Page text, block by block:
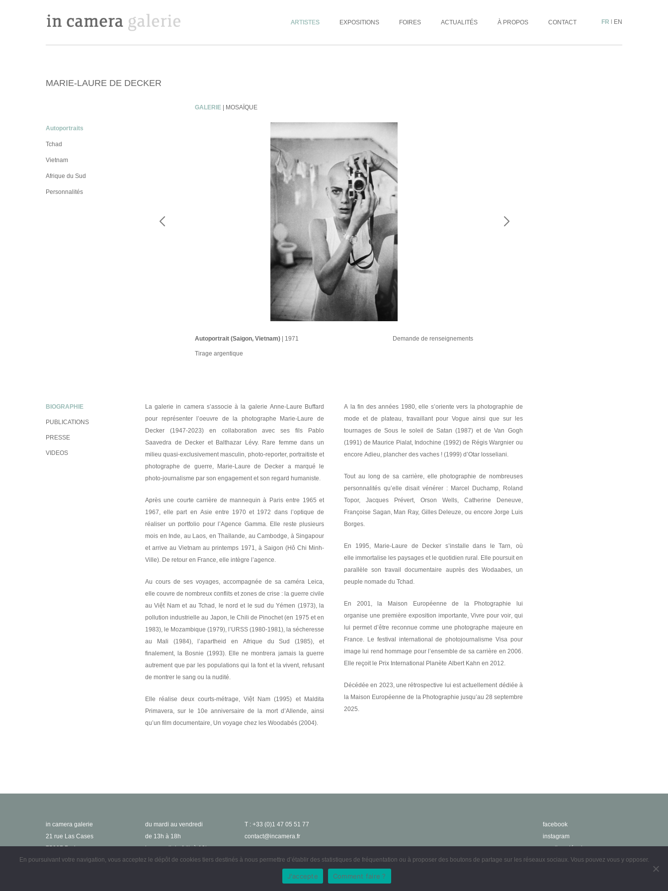
ARTISTES EXPOSITIONS FOIRES ACTUALITÉS À PROPOS CONTACT FR | EN
MARIE-LAURE DE DECKER
GALERIE MOSAÏQUE
Autoportraits
Tchad
Vietnam
Afrique du Sud
Personnalités
Autoportrait (Saigon, Vietnam) | 1971 Demande de renseignements
Tirage argentique
Tibesti, Tchad (1976-1978) Demande de renseignements
Vietnam (1971-1972) Demande de renseignements
Tirage argentique
Dans la rue, Johannesbourg| 1985 Demande de renseignements
Tirage argentique.
Catherine Deneuve (années 1980) Demande de renseignements
Tirage argentique
BIOGRAPHIE
PUBLICATIONS
PRESSE
VIDEOS
La galerie in camera s’associe à la galerie Anne-Laure Buffard
pour représenter l’oeuvre de la photographe Marie-Laure de
Decker (1947-2023) en collaboration avec ses fils Pablo
Saavedra de Decker et Balthazar Lévy. Rare femme dans un
milieu quasi-exclusivement masculin, photo-reporter, portraitiste et
photographe de guerre, Marie-Laure de Decker a marqué le
photo-journalisme par son engagement et son regard humaniste.
Après une courte carrière de mannequin à Paris entre 1965 et
1967, elle part en Asie entre 1970 et 1972 dans l’optique de
réaliser un portfolio pour l’Agence Gamma. Elle reste plusieurs
mois en Inde, au Laos, en Thaïlande, au Cambodge, à Singapour
et arrive au Vietnam au printemps 1971, à Saigon (Hô Chi Minh-
Ville). De retour en France, elle intègre l’agence.
Au cours de ses voyages, accompagnée de sa caméra Leica,
elle couvre de nombreux conflits et zones de crise : la guerre civile
au Việt Nam et au Tchad, le nord et le sud du Yémen (1973), la
pollution industrielle au Japon, le Chili de Pinochet (en 1975 et en
1983), le Mozambique (1979), l’URSS (1980-1981), la sécheresse
au Mali (1984), l’apartheid en Afrique du Sud (1985), et
finalement, la Bosnie (1993). Elle ne montrera jamais la guerre
autrement que par les populations qui la font et la vivent, refusant
de montrer le sang ou la nudité.
Elle réalise deux courts-métrage, Việt Nam (1995) et Maldita
Primavera, sur le 10e anniversaire de la mort d’Allende, ainsi
qu’un film documentaire, Un voyage chez les Woodabés (2004).
A la fin des années 1980, elle s’oriente vers la photographie de
mode et de plateau, travaillant pour Vogue ainsi que sur les
tournages de Sous le soleil de Satan (1987) et de Van Gogh
(1991) de Maurice Pialat, Indochine (1992) de Régis Wargnier ou
encore Adieu, plancher des vaches ! (1999) d’Otar losseliani.
Tout au long de sa carrière, elle photographie de nombreuses
personnalités qu’elle disait vénérer : Marcel Duchamp, Roland
Topor, Jacques Prévert, Orson Wells, Catherine Deneuve,
Françoise Sagan, Man Ray, Gilles Deleuze, ou encore Jorge Luis
Borges.
En 1995, Marie-Laure de Decker s’installe dans le Tarn, où
elle immortalise les paysages et le quotidien rural. Elle poursuit en
parallèle son travail documentaire auprès des Wodaabes, un
peuple nomade du Tchad.
En 2001, la Maison Européenne de la Photographie lui
organise une première exposition importante, Vivre pour voir, qui
lui permet d’être reconnue comme une photographe majeure en
France. Le festival international de photojournalisme Visa pour
image lui rend hommage pour l’ensemble de sa carrière en 2006.
Elle reçoit le Prix International Planète Albert Kahn en 2012.
Décédée en 2023, une rétrospective lui est actuellement dédiée à
la Maison Européenne de la Photographie jusqu’au 28 septembre
2025.
in camera galerie
21 rue Las Cases
75007 Paris
du mardi au vendredi
de 13h à 18h
le samedi de 14h à 19h
ou sur rendez-vous
T : +33 (0)1 47 05 51 77
contact@incamera.fr
facebook
instagram
mentions légales
En poursuivant votre navigation, vous acceptez le dépôt de cookies tiers destinés à nous permettre d’établir des statistiques de fréquentation ou à proposer des boutons de partage sur les réseaux sociaux. Vous pouvez vous y opposer.
J'accepte Comment faire ?